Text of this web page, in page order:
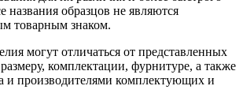
названия образцов не являются
товарным знаком.
могут отличаться от представленных
комплектации, фурнитуре, а также
и производителями комплектующих и